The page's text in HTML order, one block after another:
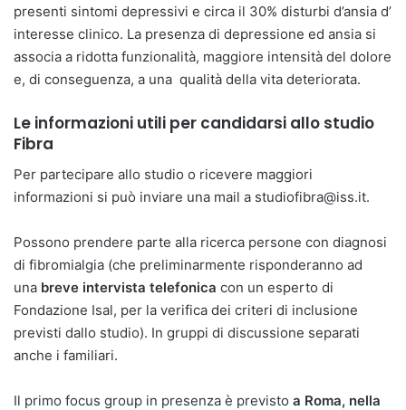
presenti sintomi depressivi e circa il 30% disturbi d’ansia d’
interesse clinico. La presenza di depressione ed ansia si
associa a ridotta funzionalità, maggiore intensità del dolore
e, di conseguenza, a una qualità della vita deteriorata.
Le informazioni utili per candidarsi allo studio
Fibra
Per partecipare allo studio o ricevere maggiori
informazioni si può inviare una mail a studiofibra@iss.it.
Possono prendere parte alla ricerca persone con diagnosi
di fibromialgia (che preliminarmente risponderanno ad
una breve intervista telefonica con un esperto di
Fondazione Isal, per la verifica dei criteri di inclusione
previsti dallo studio). In gruppi di discussione separati
anche i familiari.
Il primo focus group in presenza è previsto a Roma, nella